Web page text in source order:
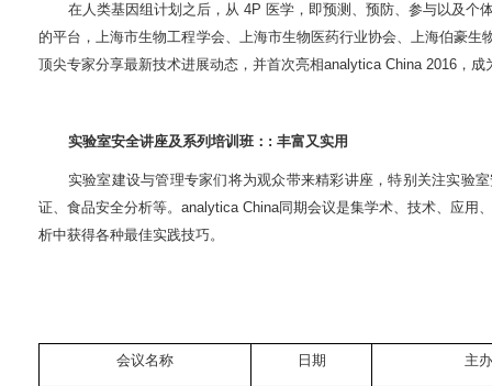
在人类基因组计划之后，从 4P 医学，即预测、预防、参与以及个
的平台，上海市生物工程学会、上海市生物医药行业协会、上海伯豪
顶尖专家分享最新技术进展动态，并首次亮相analytica China 2016 ，
实验室安全讲座及系列培训班： : 丰富又实用
实验室建设与管理专家们将为观众带来精彩讲座，特别关注实验
证、食品安全分析等。analytica China同期会议是集学术、技术、应用
析中获得各种最佳实践技巧。
会议名称 日期 主